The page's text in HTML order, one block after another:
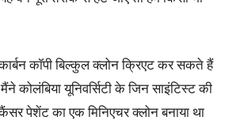
कॉपी बिल्कुल क्लोन क्रिएट कर सकते हैं
यूनिवर्सिटी के जिन साइंटिस्ट की
पेशेंट का एक मिनिएचर क्लोन बनाया था